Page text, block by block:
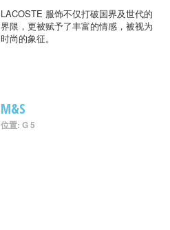
LACOSTE 服饰不仅打破国界及世代的
界限，更被赋予了丰富的情感，被视为
时尚的象征。
M&S
位置: G 5